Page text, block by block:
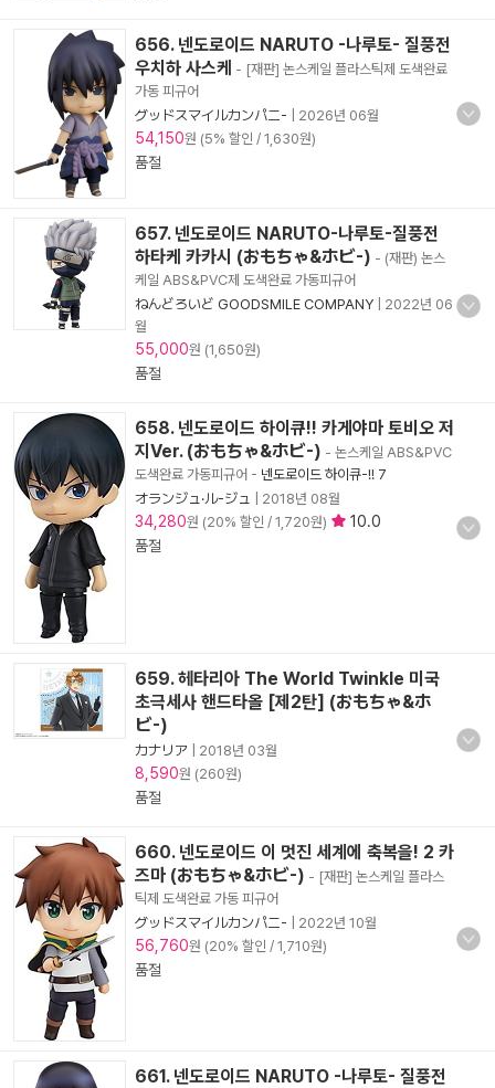
656. 넨도로이드 NARUTO -나루토- 질풍전
우치하 사스케 - [재판] 논스케일 플라스틱제 도색완료
가동 피규어
グッドスマイルカンパニ-
2026년 06월
54,150원 (5% 할인 / 1,630원)
품절
657. 넨도로이드 NARUTO-나루토-질풍전
하타케 카카시 (おもちゃ&ホビ-) - (재판) 논스
케일 ABS&PVC제 도색완료 가동피규어
ねんどろいど GOODSMILE COMPANY
2022년 06
월
55,000원 (1,650원)
품절
658. 넨도로이드 하이큐!! 카게야마 토비오 저
지Ver. (おもちゃ&ホビ-) - 논스케일 ABS&PVC
도색완료 가동피규어 - 넨도로이드 하이큐-!! 7
オランジュ·ル-ジュ
2018년 08월
34,280원 (20% 할인 / 1,720원)
10.0
품절
659. 헤타리아 The World Twinkle 미국
초극세사 핸드타올 [제2탄] (おもちゃ&ホ
ビ-)
カナリア 2018년 03월
8,590원 (260원)
품절
660. 넨도로이드 이 멋진 세계에 축복을! 2 카
즈마 (おもちゃ&ホビ-) - [재판] 논스케일 플라스
틱제 도색완료 가동 피규어
グッドスマイルカンパニ-
2022년 10월
56,760원 (20% 할인 / 1,710원)
품절
661. 넨도로이드 NARUTO -나루토- 질풍전